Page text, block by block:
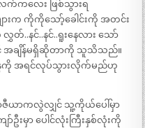
ကလေး ဖြစ်သွားရ
ားက ကိုကိုသော့်ခေါင်းကို အတင်း
တ်..နင်..နင်..ရူးနေလား သော်
နိုင် အချိန်မရှိဆိုတာကို သူသိသည်။
ဒကို အရင်လုပ်သွားလိုက်မည်ဟု
ဇီယာကလွဲလျှင် သူ့ကိုယ်ပေါ်မှာ
ဦးမှာ ပေါင်လုံးကြီးနှစ်လုံးကို